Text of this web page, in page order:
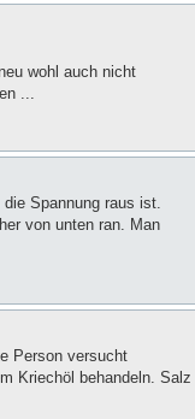
wohl auch nicht
...
Spannung raus ist.
von unten ran. Man
Person versucht
Kriechöl behandeln. Salz